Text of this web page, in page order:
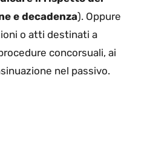
e decadenza). Oppure
o atti destinati a
concorsuali, ai
nel passivo.